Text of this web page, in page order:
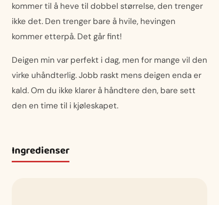
kommer til å heve til dobbel størrelse, den trenger
ikke det. Den trenger bare å hvile, hevingen
kommer etterpå. Det går fint!
Deigen min var perfekt i dag, men for mange vil den
virke uhåndterlig. Jobb raskt mens deigen enda er
kald. Om du ikke klarer å håndtere den, bare sett
den en time til i kjøleskapet.
Ingredienser